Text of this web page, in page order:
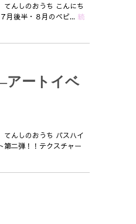
んしのおうち こんにち
月後半・８月のベビ... 続
ートイベ
んしのおうち バスハイ
第二弾！！テクスチャー